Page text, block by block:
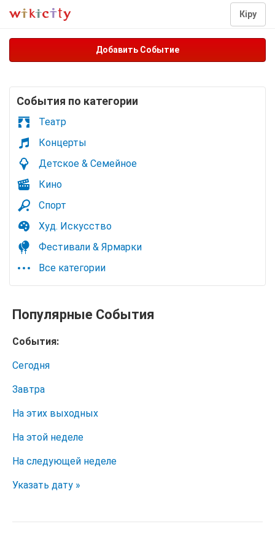
Кіру
Добавить Событие
Cобытия по категории
Театр
Концерты
Детское & Семейное
Кино
Спорт
Худ. Искусство
Фестивали & Ярмарки
Все категории
Популярные События
События:
Сегодня
Завтра
На этих выходных
На этой неделе
На следующей неделе
Указать дату »